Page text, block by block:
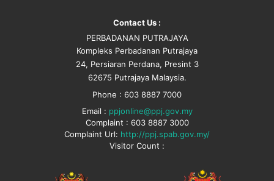
Contact Us :
PERBADANAN PUTRAJAYA
Kompleks Perbadanan Putrajaya
24, Persiaran Perdana, Presint 3
62675 Putrajaya Malaysia.
Phone : 603 8887 7000
Email : ppjonline@ppj.gov.my
Complaint : 603 8887 3000
Complaint Url: http://ppj.spab.gov.my/
Visitor Count :